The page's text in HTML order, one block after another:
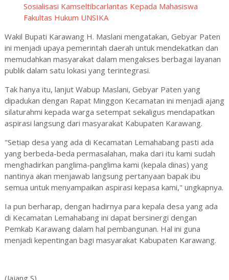
Sosialisasi Kamseltibcarlantas Kepada Mahasiswa
Fakultas Hukum UNSIKA
Wakil Bupati Karawang H. Maslani mengatakan, Gebyar Paten
ini menjadi upaya pemerintah daerah untuk mendekatkan dan
memudahkan masyarakat dalam mengakses berbagai layanan
publik dalam satu lokasi yang terintegrasi.
Tak hanya itu, lanjut Wabup Maslani, Gebyar Paten yang
dipadukan dengan Rapat Minggon Kecamatan ini menjadi ajang
silaturahmi kepada warga setempat sekaligus mendapatkan
aspirasi langsung dari masyarakat Kabupaten Karawang.
"Setiap desa yang ada di Kecamatan Lemahabang pasti ada
yang berbeda-beda permasalahan, maka dari itu kami sudah
menghadirkan panglima-panglima kami (kepala dinas) yang
nantinya akan menjawab langsung pertanyaan bapak ibu
semua untuk menyampaikan aspirasi kepasa kami," ungkapnya.
Ia pun berharap, dengan hadirnya para kepala desa yang ada
di Kecamatan Lemahabang ini dapat bersinergi dengan
Pemkab Karawang dalam hal pembangunan. Hal ini guna
menjadi kepentingan bagi masyarakat Kabupaten Karawang.
(Jajang S)